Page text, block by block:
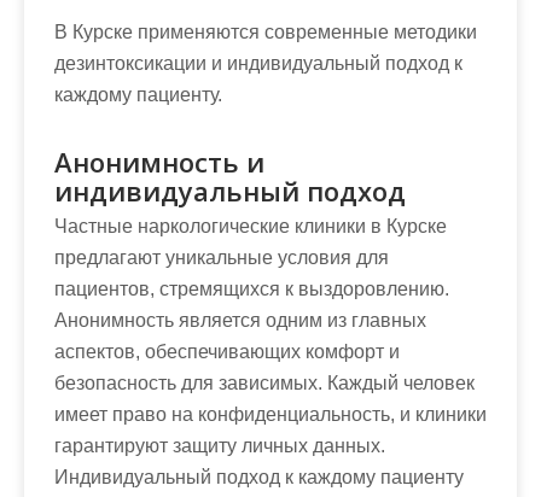
В Курске применяются современные методики
дезинтоксикации и индивидуальный подход к
каждому пациенту.
Анонимность и
индивидуальный подход
Частные наркологические клиники в Курске
предлагают уникальные условия для
пациентов, стремящихся к выздоровлению.
Анонимность является одним из главных
аспектов, обеспечивающих комфорт и
безопасность для зависимых. Каждый человек
имеет право на конфиденциальность, и клиники
гарантируют защиту личных данных.
Индивидуальный подход к каждому пациенту